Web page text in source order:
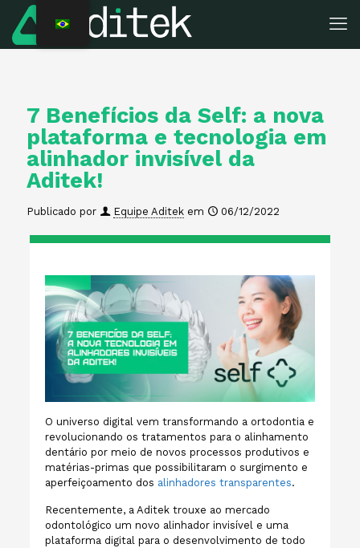
7 Benefícios da Self: a nova
plataforma e tecnologia em
alinhador invisível da
Aditek!
Publicado por Equipe Aditek em 06/12/2022
O universo digital vem transformando a ortodontia e
revolucionando os tratamentos para o alinhamento
dentário por meio de novos processos produtivos e
matérias-primas que possibilitaram o surgimento e
aperfeiçoamento dos alinhadores transparentes.
Recentemente, a Aditek trouxe ao mercado
odontológico um novo alinhador invisível e uma
plataforma digital para o desenvolvimento de todo